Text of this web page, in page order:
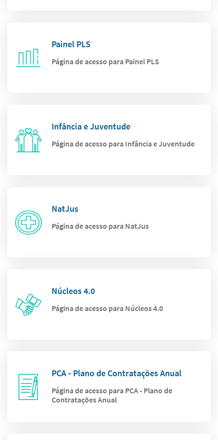
Painel PLS
Página de acesso para Painel PLS
Infância e Juventude
Página de acesso para Infância e Juventude
NatJus
Página de acesso para NatJus
Núcleos 4.0
Página de acesso para Núcleos 4.0
PCA - Plano de Contratações Anual
Página de acesso para PCA - Plano de
Contratações Anual